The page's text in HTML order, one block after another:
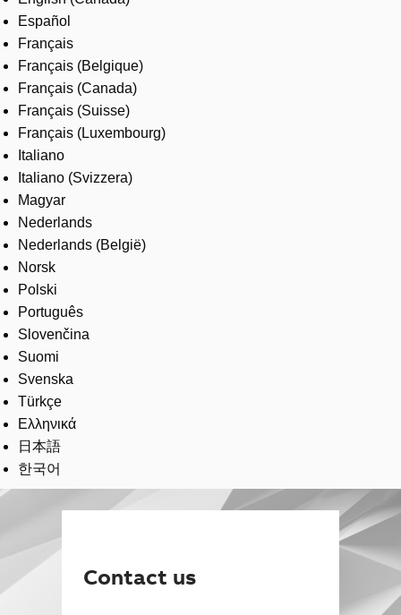
Español
Français
Français (Belgique)
Français (Canada)
Français (Suisse)
Français (Luxembourg)
Italiano
Italiano (Svizzera)
Magyar
Nederlands
Nederlands (België)
Norsk
Polski
Português
Slovenčina
Suomi
Svenska
Türkçe
Ελληνικά
日本語
한국어
Contact us